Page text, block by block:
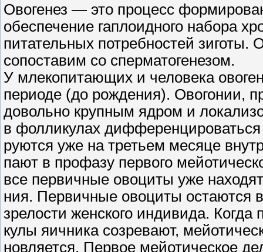
Овогенез — это процесс
обеспечение гаплоидного набора
питательных потребностей зиготы.
сопоставим со сперматогенезом.
У млекопитающих и человека
периоде (до рождения). Овогонии,
довольно крупным ядром и
в фолликулах
руются уже на третьем месяце
пают в профазу первого
все первичные овоциты уже
ния. Первичные овоциты остаются
зрелости женского индивида.
кулы яичника созревают,
новляется. Первое мейотическое